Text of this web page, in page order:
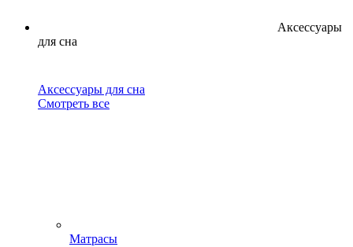
Аксессуары
для сна
Аксессуары для сна
Смотреть все
Матрасы